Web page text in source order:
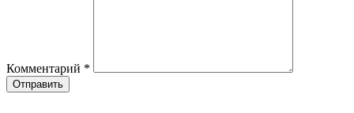
Комментарий *
Отправить